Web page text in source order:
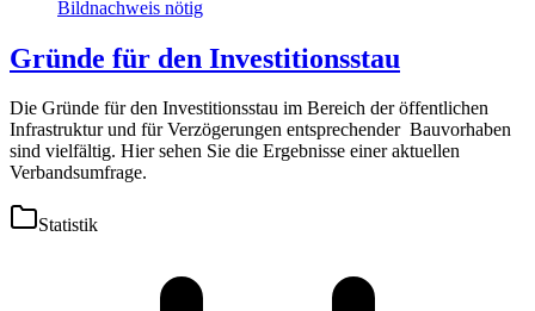
Gründe für den Investitionsstau
Die Gründe für den Investitionsstau im Bereich der öffentlichen
Infrastruktur und für Verzögerungen entsprechender Bauvorhaben
sind vielfältig. Hier sehen Sie die Ergebnisse einer aktuellen
Verbandsumfrage.
Statistik